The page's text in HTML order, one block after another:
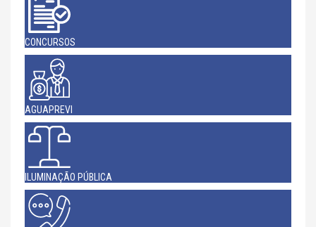
CONCURSOS
AGUAPREVI
ILUMINAÇÃO PÚBLICA